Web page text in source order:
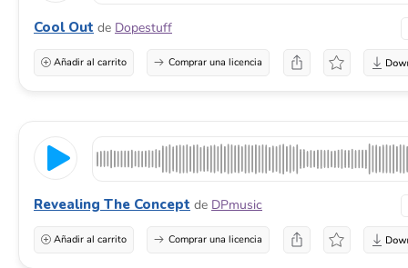
Cool Out de Dopestuff
Añadir al carrito Comprar una licencia
Revealing The Concept de DPmusic
Añadir al carrito Comprar una licencia